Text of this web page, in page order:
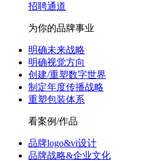
招聘通道
为你的品牌事业
明确未来战略
明确视觉方向
创建/重塑数字世界
制定年度传播战略
重塑包装体系
看案例/作品
品牌logo&vi设计
品牌战略&企业文化